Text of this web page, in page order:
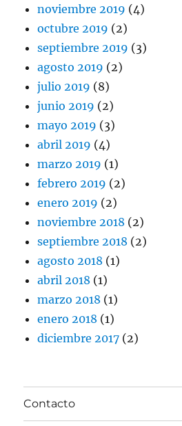
noviembre 2019 (4)
octubre 2019 (2)
septiembre 2019 (3)
agosto 2019 (2)
julio 2019 (8)
junio 2019 (2)
mayo 2019 (3)
abril 2019 (4)
marzo 2019 (1)
febrero 2019 (2)
enero 2019 (2)
noviembre 2018 (2)
septiembre 2018 (2)
agosto 2018 (1)
abril 2018 (1)
marzo 2018 (1)
enero 2018 (1)
diciembre 2017 (2)
Contacto